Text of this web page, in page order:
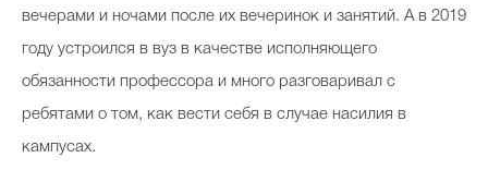
вечерами и ночами после их вечеринок и занятий. А в 2019
году устроился в вуз в качестве исполняющего
обязанности профессора и много разговаривал с
ребятами о том, как вести себя в случае насилия в
кампусах.